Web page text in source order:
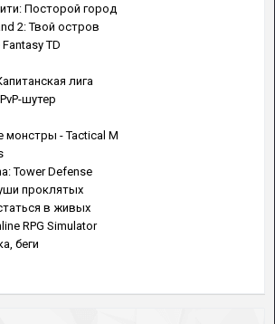
Посторой город
2: Твой остров
TD
лига
шутер
монстры - Tactical M
Tower Defense
проклятых
в живых
RPG Simulator
беги